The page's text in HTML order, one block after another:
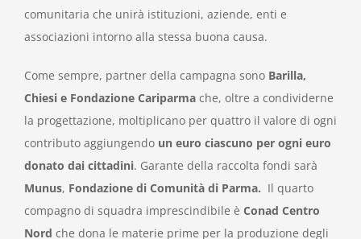
comunitaria che unirà istituzioni, aziende, enti e
associazioni intorno alla stessa buona causa.
Come sempre, partner della campagna sono Barilla,
Chiesi e Fondazione Cariparmache, oltre a condividerne
la progettazione, moltiplicano per quattro il valore di ogni
contributo aggiungendo un euro ciascuno per ogni euro
donato dai cittadini. Garante della raccolta fondi sarà
Munus, Fondazione di Comunitàdi Parma. Il quarto
compagno di squadra imprescindibile è Conad Centro
Nord che dona le materie prime per la produzione degli